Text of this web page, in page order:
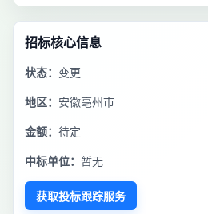
招标核心信息
状态： 变更
地区： 安徽亳州市
金额： 待定
中标单位： 暂无
获取投标跟踪服务